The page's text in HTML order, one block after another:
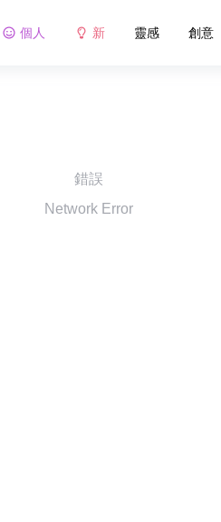
個人 新 靈感 創意
錯誤
Network Error